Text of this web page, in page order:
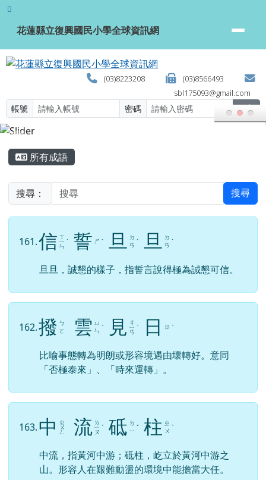
跳至主內容區
花蓮縣立復興國民小學全球資訊網
花蓮縣立復興國民小學全球資訊網
(03)8223208
(03)8566493
sbl175093@gmail.com
帳號 密碼 登入
主內容區域
所有成語
搜尋： 搜尋
161.信 ㄒ
ㄧ
ㄣ
ˋ 誓 ㄕ ˋ 旦 ㄉ
ㄢ ˋ 旦 ㄉ
ㄢ ˋ
旦旦，誠懇的樣子，指誓言說得極為誠懇可信。
162.撥 ㄅ
ㄛ
雲 ㄩ
ㄣ ˊ 見 ㄐ
ㄧ
ㄢ
ˋ 日 ㄖ ˋ
比喻事態轉為明朗或形容境遇由壞轉好。意同
「否極泰來」、「時來運轉」。
163.中 ㄓ
ㄨ
ㄥ 流 ㄌ
ㄧ
ㄡ
ˊ 砥 ㄉ
ㄧ ˇ 柱 ㄓ
ㄨ ˋ
中流，指黃河中游；砥柱，屹立於黃河中游之
山。形容人在艱難動盪的環境中能擔當大任。
頁尾區域